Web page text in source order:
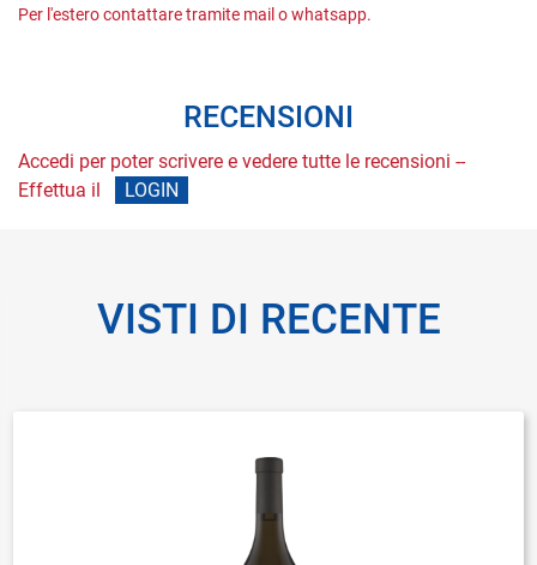
Per l'estero contattare tramite mail o whatsapp.
RECENSIONI
Accedi per poter scrivere e vedere tutte le recensioni --
Effettua il
LOGIN
VISTI DI RECENTE